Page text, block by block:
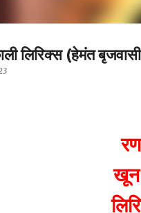
लिरिक्स (हेमंत
खून